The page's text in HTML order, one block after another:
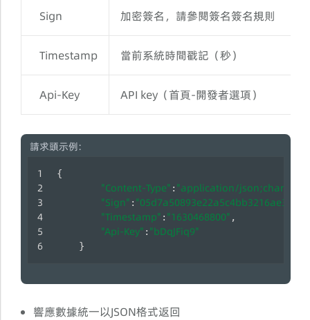
Sign 加密簽名，請參閱簽名簽名規則
Timestamp 當前系統時間戳記（秒）
Api-Key API key（首頁-開發者選項）
請求頭示例:
{
"Content-Type" : "application/
"Sign" :
"Timestamp" : "1630468800" ,
"Api-Key" : "bDqJFiq9"
    }
響應數據統一以JSON格式返回